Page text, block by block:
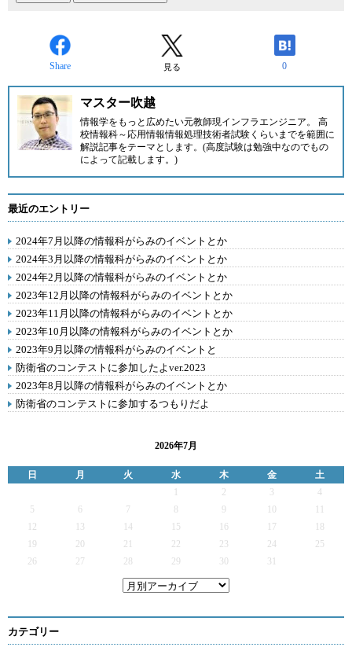
Share 見る 0
マスター吹越
情報学をもっと広めたい元教師現インフラエンジニア。 高
校情報科～応用情報情報処理技術者試験くらいまでを範囲に
解説記事をテーマとします。(高度試験は勉強中なのでもの
によって記載します。)
最近のエントリー
2024年7月以降の情報科がらみのイベントとか
2024年3月以降の情報科がらみのイベントとか
2024年2月以降の情報科がらみのイベントとか
2023年12月以降の情報科がらみのイベントとか
2023年11月以降の情報科がらみのイベントとか
2023年10月以降の情報科がらみのイベントとか
2023年9月以降の情報科がらみのイベントと
防衛省のコンテストに参加したよver.2023
2023年8月以降の情報科がらみのイベントとか
防衛省のコンテストに参加するつもりだよ
2026年7月
日 月 火 水 木 金
土
2 3
4
5
6 7 9
12
13 14 15 16 17
19
20 21 22 23 24
25
26
27 28 29 30 31
カテゴリー